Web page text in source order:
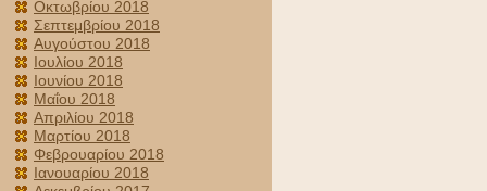
Οκτωβρίου 2018
Σεπτεμβρίου 2018
Αυγούστου 2018
Ιουλίου 2018
Ιουνίου 2018
Μαΐου 2018
Απριλίου 2018
Μαρτίου 2018
Φεβρουαρίου 2018
Ιανουαρίου 2018